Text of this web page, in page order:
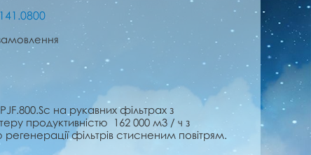
на рукавних фільтрах з
продуктивністю 162 000 м3 / ч з
фільтрів стисненим повітрям.